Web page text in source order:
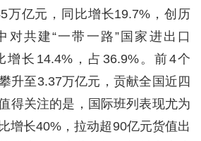
万亿元，同比增长19.7%，创历
对共建“一带一路”国家进出口
增长14.4%，占36.9%。前4个
升至3.37万亿元，贡献全国近四
得关注的是，国际班列表现尤为
长40%，拉动超90亿元货值出